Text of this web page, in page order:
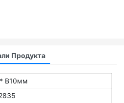
Продукта
В10мм